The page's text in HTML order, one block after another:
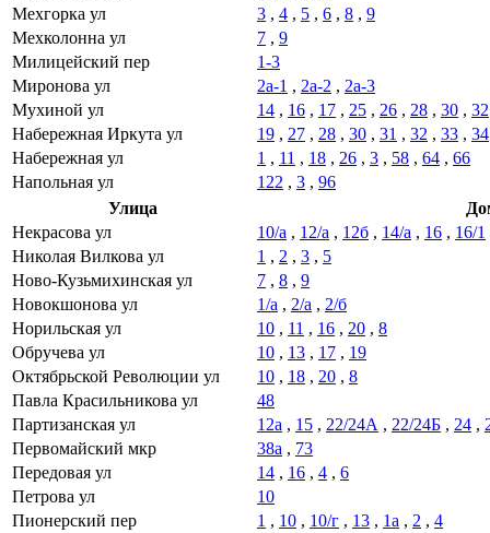
Мехгорка ул
3 , 4 , 5 , 6 , 8 , 9
Мехколонна ул
7 , 9
Милицейский пер
1-3
Миронова ул
2а-1 , 2а-2 , 2а-3
Мухиной ул
14 , 16 , 17 , 25 , 26 , 28 , 30 , 32
Набережная Иркута ул
19 , 27 , 28 , 30 , 31 , 32 , 33 , 34
Набережная ул
1 , 11 , 18 , 26 , 3 , 58 , 64 , 66
Напольная ул
122 , 3 , 96
Улица
Некрасова ул
10/а , 12/а , 12б , 14/а , 16 , 16/1
Николая Вилкова ул
1 , 2 , 3 , 5
Ново-Кузьмихинская ул
7 , 8 , 9
Новокшонова ул
1/а , 2/а , 2/б
Норильская ул
10 , 11 , 16 , 20 , 8
Обручева ул
10 , 13 , 17 , 19
Октябрьской Революции ул
10 , 18 , 20 , 8
Павла Красильникова ул
48
Партизанская ул
12а , 15 , 22/24А , 22/24Б , 24 ,
Первомайский мкр
38а , 73
Передовая ул
14 , 16 , 4 , 6
Петрова ул
10
Пионерский пер
1 , 10 , 10/г , 13 , 1а , 2 , 4